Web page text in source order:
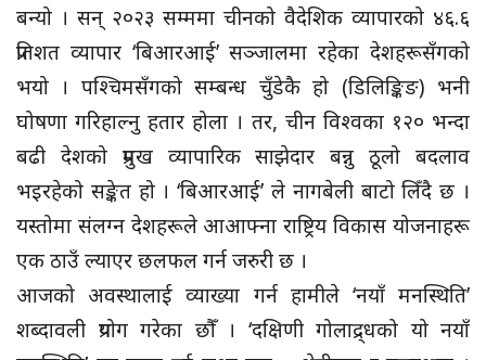
बन्यो । सन् २०२३ सम्ममा चीनको वैदेशिक व्यापारको ४६.६
प्रतिशत व्यापार ‘बिआरआई’ सञ्जालमा रहेका देशहरूसँगको
भयो । पश्चिमसँगको सम्बन्ध चुँडेकै हो (डिलिङ्किङ) भनी
घोषणा गरिहाल्नु हतार होला । तर, चीन विश्वका १२० भन्दा
बढी देशको प्रमुख व्यापारिक साझेदार बन्नु ठूलो बदलाव
भइरहेको सङ्केत हो । ‘बिआरआई’ ले नागबेली बाटो लिँदै छ ।
यस्तोमा संलग्न देशहरूले आआफ्ना राष्ट्रिय विकास योजनाहरू
एक ठाउँ ल्याएर छलफल गर्न जरुरी छ ।
आजको अवस्थालाई व्याख्या गर्न हामीले ‘नयाँ मनस्थिति’
शब्दावली प्रयोग गरेका छौँ । ‘दक्षिणी गोलाद्र्धको यो नयाँ